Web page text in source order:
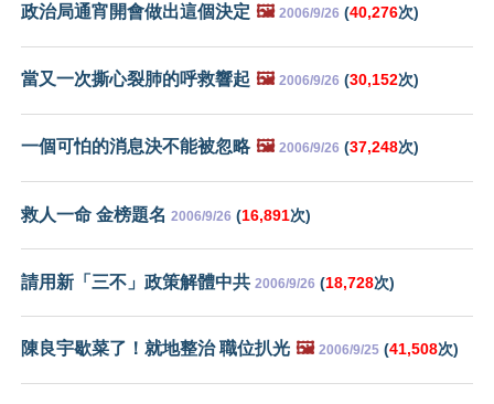
政治局通宵開會做出這個決定 🖼️ 2006/9/26 (40,276次)
當又一次撕心裂肺的呼救響起 🖼️ 2006/9/26 (30,152次)
一個可怕的消息決不能被忽略 🖼️ 2006/9/26 (37,248次)
救人一命 金榜題名 2006/9/26 (16,891次)
請用新「三不」政策解體中共 2006/9/26 (18,728次)
陳良宇歇菜了！就地整治 職位扒光 🖼️ 2006/9/25 (41,508次)